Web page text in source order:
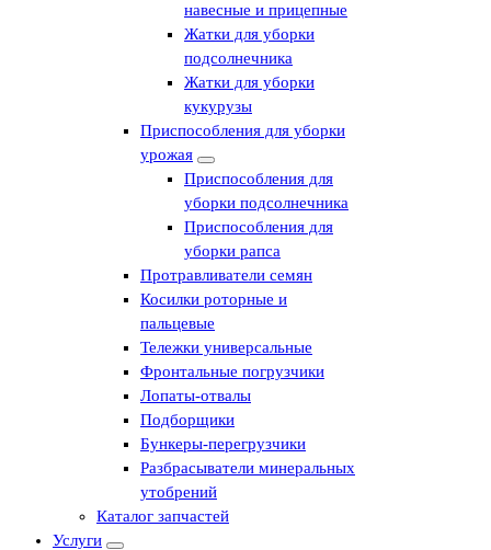
навесные и прицепные
Жатки для уборки
подсолнечника
Жатки для уборки
кукурузы
Приспособления для уборки
урожая
Приспособления для
уборки подсолнечника
Приспособления для
уборки рапса
Протравливатели семян
Косилки роторные и
пальцевые
Тележки универсальные
Фронтальные погрузчики
Лопаты-отвалы
Подборщики
Бункеры-перегрузчики
Разбрасыватели минеральных
утобрений
Каталог запчастей
Услуги